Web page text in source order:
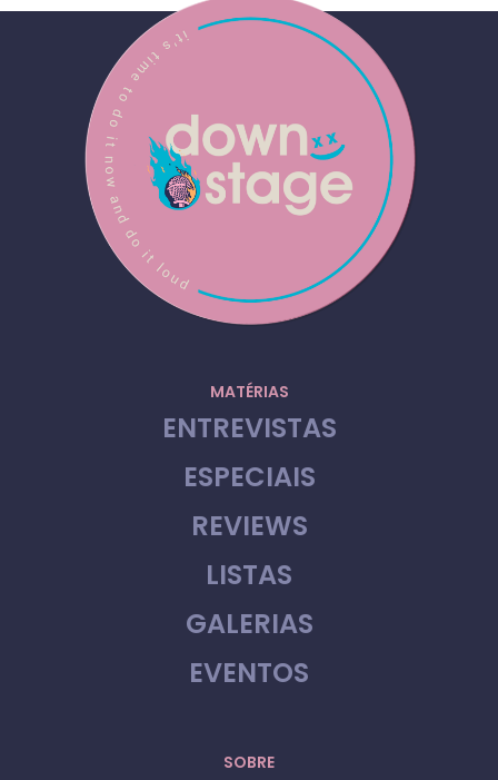
MATÉRIAS
ENTREVISTAS
ESPECIAIS
REVIEWS
LISTAS
GALERIAS
EVENTOS
SOBRE